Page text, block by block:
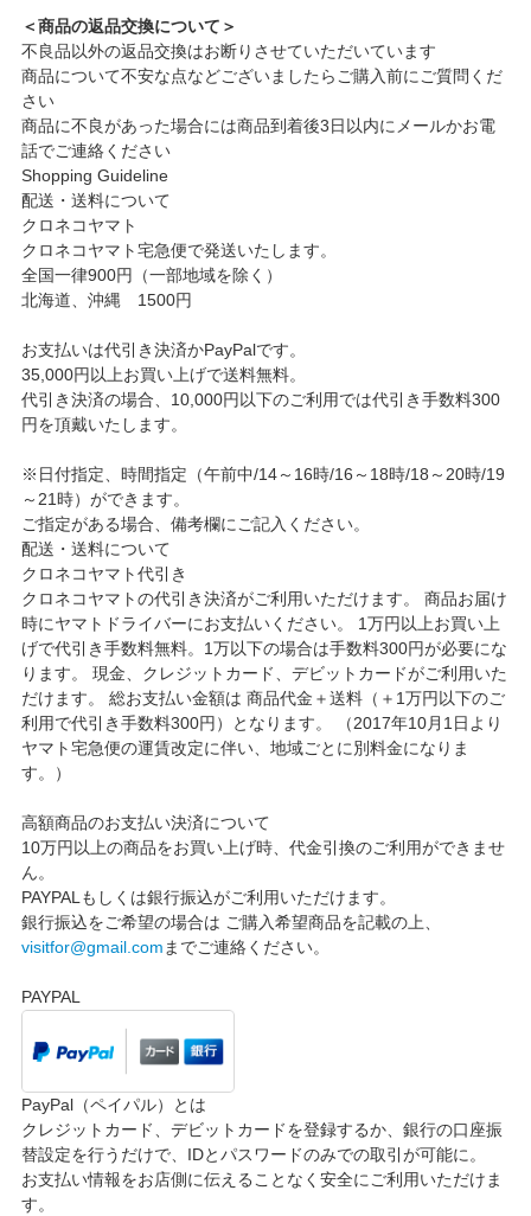
＜商品の返品交換について＞
不良品以外の返品交換はお断りさせていただいています
商品について不安な点などございましたらご購入前にご質問くだ
さい
商品に不良があった場合には商品到着後3日以内にメールかお電
話でご連絡ください
Shopping Guideline
配送・送料について
クロネコヤマト
クロネコヤマト宅急便で発送いたします。
全国一律900円（一部地域を除く）
北海道、沖縄 1500円
お支払いは代引き決済かPayPalです。
35,000円以上お買い上げで送料無料。
代引き決済の場合、10,000円以下のご利用では代引き手数料300
円を頂戴いたします。
※日付指定、時間指定（午前中/14～16時/16～18時/18～20時/19
～21時）ができます。
ご指定がある場合、備考欄にご記入ください。
配送・送料について
クロネコヤマト代引き
クロネコヤマトの代引き決済がご利用いただけます。 商品お届け
時にヤマトドライバーにお支払いください。 1万円以上お買い上
げで代引き手数料無料。1万以下の場合は手数料300円が必要にな
ります。 現金、クレジットカード、デビットカードがご利用いた
だけます。 総お支払い金額は 商品代金＋送料（＋1万円以下のご
利用で代引き手数料300円）となります。 （2017年10月1日より
ヤマト宅急便の運賃改定に伴い、地域ごとに別料金になりま
す。）
高額商品のお支払い決済について
10万円以上の商品をお買い上げ時、代金引換のご利用ができませ
ん。
PAYPALもしくは銀行振込がご利用いただけます。
銀行振込をご希望の場合は ご購入希望商品を記載の上、
visitfor@gmail.com までご連絡ください。
PAYPAL
PayPal（ペイパル）とは
クレジットカード、デビットカードを登録するか、銀行の口座振
替設定を行うだけで、IDとパスワードのみでの取引が可能に。
お支払い情報をお店側に伝えることなく安全にご利用いただけま
す。